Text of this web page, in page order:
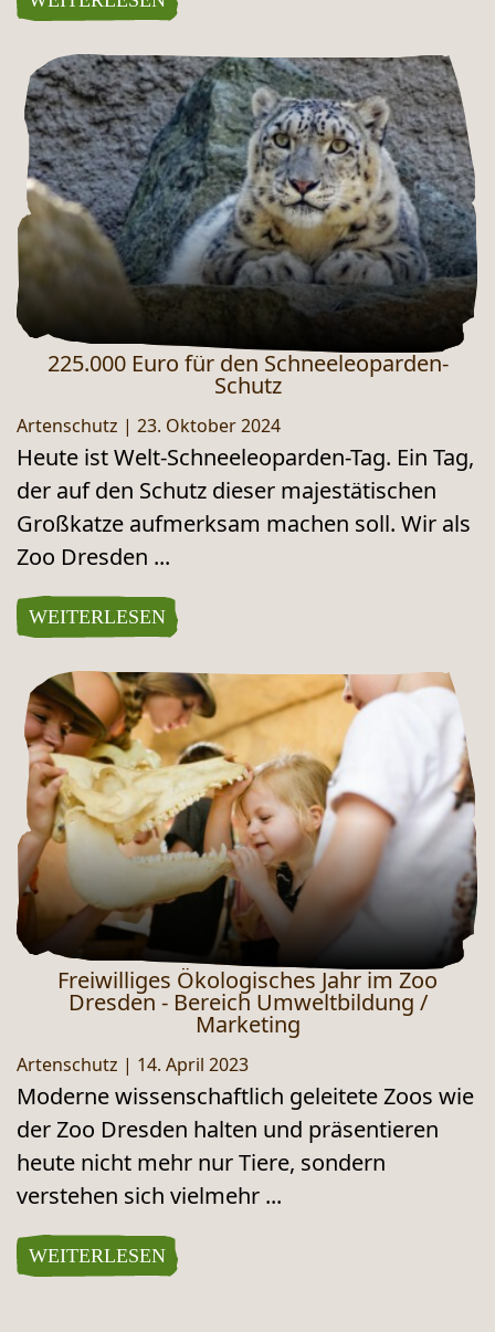
225.000 Euro für den Schneeleoparden-
Schutz
Artenschutz | 23. Oktober 2024
Heute ist Welt-Schneeleoparden-Tag. Ein Tag,
der auf den Schutz dieser majestätischen
Großkatze aufmerksam machen soll. Wir als
Zoo Dresden ...
WEITERLESEN
Freiwilliges Ökologisches Jahr im Zoo
Dresden - Bereich Umweltbildung /
Marketing
Artenschutz | 14. April 2023
Moderne wissenschaftlich geleitete Zoos wie
der Zoo Dresden halten und präsentieren
heute nicht mehr nur Tiere, sondern
verstehen sich vielmehr ...
WEITERLESEN